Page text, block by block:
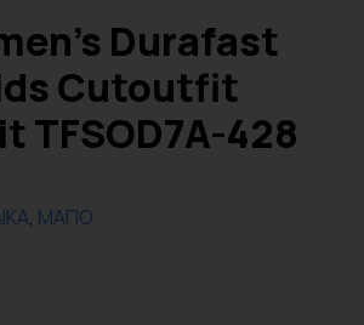
Durafast
Cutoutfit
TFSOD7A-428
, ΜΑΓΙΟ